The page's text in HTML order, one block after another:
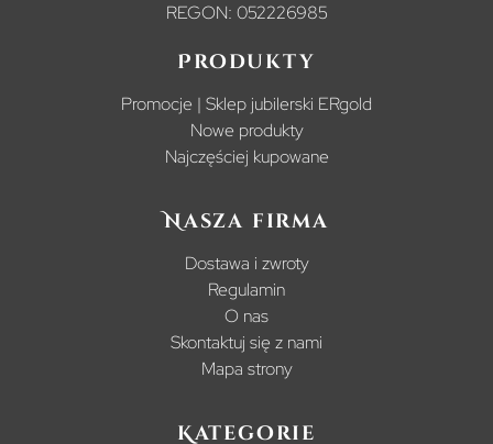
REGON: 052226985
Produkty
Promocje | Sklep jubilerski ERgold
Nowe produkty
Najczęściej kupowane
Nasza firma
Dostawa i zwroty
Regulamin
O nas
Skontaktuj się z nami
Mapa strony
Kategorie